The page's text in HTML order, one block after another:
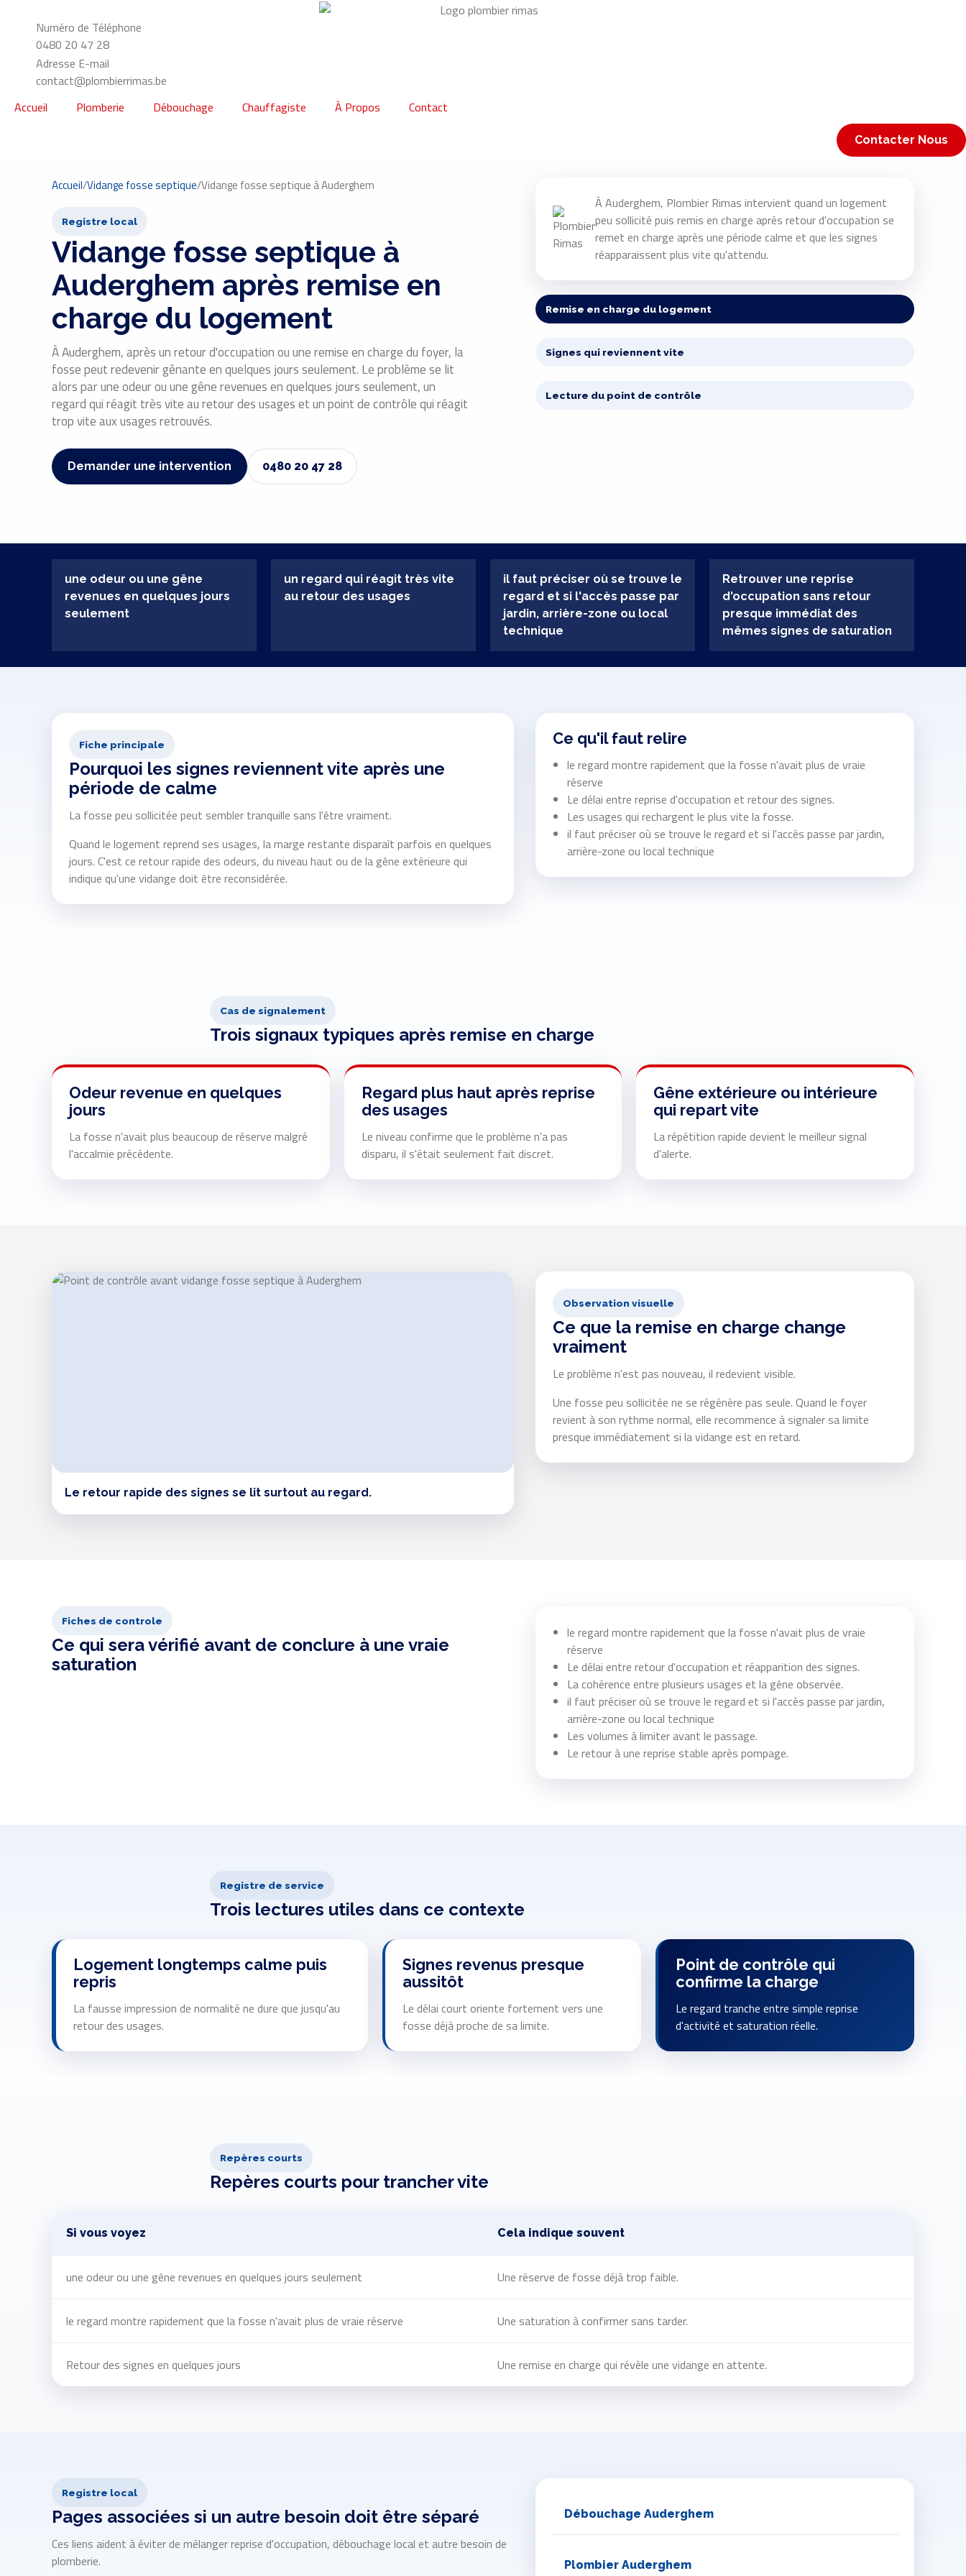
Numéro de Téléphone
0480 20 47 28
Adresse E-mail
contact@plombierrimas.be
Accueil
Plomberie Débouchage Chauffagiste À Propos Contact
Contacter Nous
Accueil/Vidange fosse septique/Vidange fosse septique à Auderghem
Registre local
Vidange fosse septique à
Auderghem après remise en
charge du logement
À Auderghem, après un retour d'occupation ou une remise en charge du foyer, la
fosse peut redevenir gênante en quelques jours seulement. Le problème se lit
alors par une odeur ou une gêne revenues en quelques jours seulement, un
regard qui réagit très vite au retour des usages et un point de contrôle qui réagit
trop vite aux usages retrouvés.
Demander une intervention 0480 20 47 28
À Auderghem, Plombier Rimas intervient quand un logement
peu sollicité puis remis en charge après retour d'occupation se
remet en charge après une période calme et que les signes
réapparaissent plus vite qu'attendu.
Remise en charge du logement
Signes qui reviennent vite
Lecture du point de contrôle
une odeur ou une gêne
revenues en quelques jours
seulement
un regard qui réagit très vite
au retour des usages
il faut préciser où se trouve le
regard et si l'accès passe par
jardin, arrière-zone ou local
technique
Retrouver une reprise
d'occupation sans retour
presque immédiat des
mêmes signes de saturation
Fiche principale
Pourquoi les signes reviennent vite après une
période de calme
La fosse peu sollicitée peut sembler tranquille sans l'être vraiment.
Quand le logement reprend ses usages, la marge restante disparaît parfois en quelques
jours. C'est ce retour rapide des odeurs, du niveau haut ou de la gêne extérieure qui
indique qu'une vidange doit être reconsidérée.
Ce qu'il faut relire
le regard montre rapidement que la fosse n'avait plus de vraie
réserve
Le délai entre reprise d'occupation et retour des signes.
Les usages qui rechargent le plus vite la fosse.
il faut préciser où se trouve le regard et si l'accès passe par jardin,
arrière-zone ou local technique
Cas de signalement
Trois signaux typiques après remise en charge
Odeur revenue en quelques
jours
La fosse n'avait plus beaucoup de réserve malgré
l'accalmie précédente.
Regard plus haut après reprise
des usages
Le niveau confirme que le problème n'a pas
disparu, il s'était seulement fait discret.
Gêne extérieure ou intérieure
qui repart vite
La répétition rapide devient le meilleur signal
d'alerte.
Le retour rapide des signes se lit surtout au regard.
Observation visuelle
Ce que la remise en charge change
vraiment
Le problème n'est pas nouveau, il redevient visible.
Une fosse peu sollicitée ne se régénère pas seule. Quand le foyer
revient à son rythme normal, elle recommence à signaler sa limite
presque immédiatement si la vidange est en retard.
Fiches de controle
Ce qui sera vérifié avant de conclure à une vraie
saturation
le regard montre rapidement que la fosse n'avait plus de vraie
réserve
Le délai entre retour d'occupation et réapparition des signes.
La cohérence entre plusieurs usages et la gêne observée.
il faut préciser où se trouve le regard et si l'accès passe par jardin,
arrière-zone ou local technique
Les volumes à limiter avant le passage.
Le retour à une reprise stable après pompage.
Registre de service
Trois lectures utiles dans ce contexte
Logement longtemps calme puis
repris
La fausse impression de normalité ne dure que jusqu'au
retour des usages.
Signes revenus presque
aussitôt
Le délai court oriente fortement vers une
fosse déjà proche de sa limite.
Point de contrôle qui
confirme la charge
Le regard tranche entre simple reprise
d'activité et saturation réelle.
Repères courts
Repères courts pour trancher vite
Si vous voyez Cela indique souvent
une odeur ou une gêne revenues en quelques jours seulement Une réserve de fosse déjà trop faible.
le regard montre rapidement que la fosse n'avait plus de vraie réserve Une saturation à confirmer sans tarder.
Retour des signes en quelques jours Une remise en charge qui révèle une vidange en attente.
Registre local
Pages associées si un autre besoin doit être séparé
Ces liens aident à éviter de mélanger reprise d'occupation, débouchage local et autre besoin de
plomberie.
Débouchage Auderghem
Plombier Auderghem